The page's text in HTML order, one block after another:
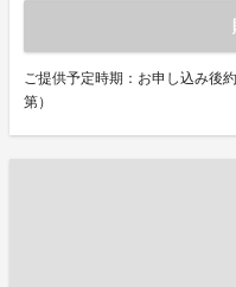
ご提供予定時期：お申し込み後
第）